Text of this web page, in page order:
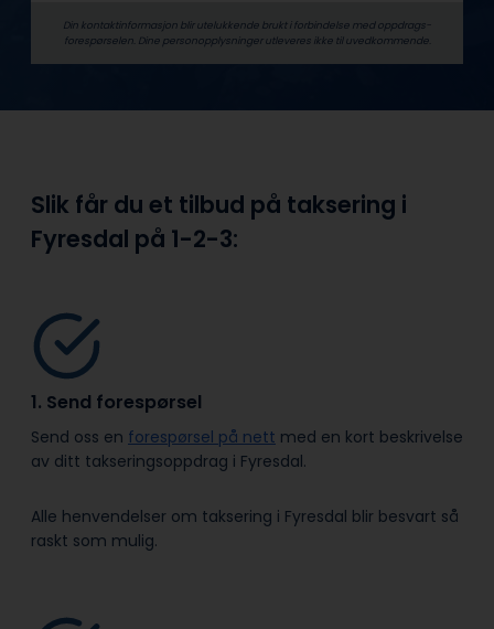
Din kontaktinformasjon blir utelukkende brukt i forbindelse med oppdrags­
forespørselen. Dine person­­opplysninger utleveres ikke til uvedkommende.
Slik får du et tilbud på taksering i
Fyresdal på 1-2-3:
1. Send forespørsel
Send oss en forespørsel på nett med en kort beskrivelse
av ditt takseringsoppdrag i Fyresdal.
Alle henvendelser om taksering i Fyresdal blir besvart så
raskt som mulig.